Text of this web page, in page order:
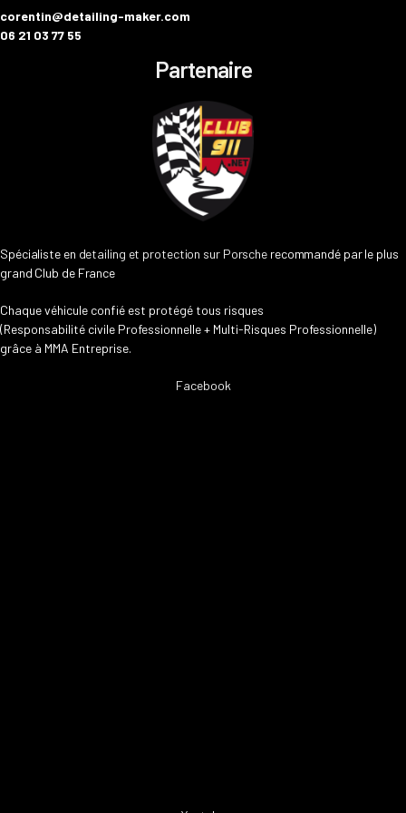
corentin@detailing-maker.com
06 21 03 77 55
Partenaire
Spécialiste en detailing et protection sur Porsche recommandé par le plus
grand Club de France
Chaque véhicule confié est protégé tous risques
(Responsabilité civile Professionnelle + Multi-Risques Professionnelle)
grâce à MMA Entreprise.
Facebook